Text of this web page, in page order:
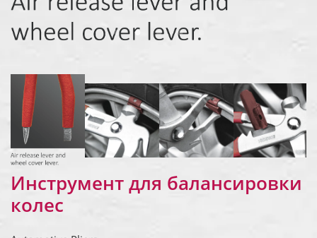
Инструмент для балансировки
колес